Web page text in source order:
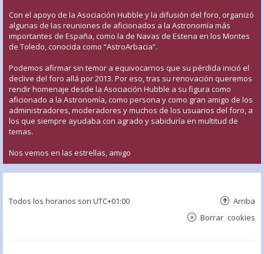
Con el apoyo de la Asociación Hubble y la difusión del foro, organizó
algunas de las reuniones de aficionados a la Astronomía más
importantes de España, como la de Navas de Estena en los Montes
de Toledo, conocida como “AstroArbacia”.
Podemos afirmar sin temor a equivocarnos que su pérdida inició el
declive del foro allá por 2013. Por eso, tras su renovación queremos
rendir homenaje desde la Asociación Hubble a su figura como
aficionado a la Astronomía, como persona y como gran amigo de los
administradores, moderadores y muchos de los usuarios del foro, a
los que siempre ayudaba con agrado y sabiduría en multitud de
temas.
Nos vemos en las estrellas, amigo
Todos los horarios son UTC+01:00 Arriba
Borrar cookies